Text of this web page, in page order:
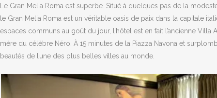
Le Gran Melia Roma est superbe. Situé à quelques pas de la
le Gran Melia Roma est un véritable oasis de paix dans la capitale
espaces communs au goût du jour, l’hôtel est en fait l’ancienne
mère du célèbre Néro. À 15 minutes de la Piazza Navona et
beautés de l’une des plus belles villes au monde.